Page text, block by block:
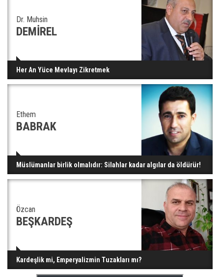
Dr. Muhsin
DEMİREL
Her An Yüce Mevlayı Zikretmek
Ethem
BABRAK
Müslümanlar birlik olmalıdır: Silahlar kadar algılar da öldürür!
Özcan
BEŞKARDEŞ
Kardeşlik mi, Emperyalizmin Tuzakları mı?